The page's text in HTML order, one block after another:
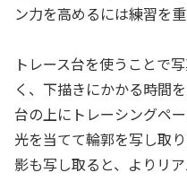
ン力を高めるには練習を
トレース台を使うことで
く、下描きにかかる時間
台の上にトレーシングペ
光を当てて輪郭を写し取
影も写し取ると、よりリ